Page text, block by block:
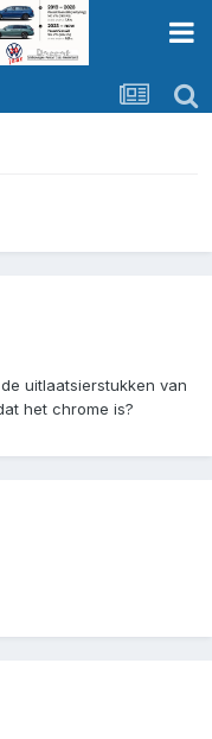
uitlaatsierstukken van
het chrome is?